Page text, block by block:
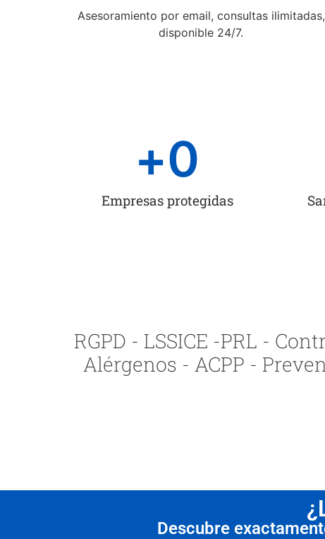
Asesoramiento por email, consultas ilimitadas,
disponible 24/7.
Empresas protegidas
+0
RGPD - LSSICE -PRL -
Alérgenos - ACPP -
Descubre